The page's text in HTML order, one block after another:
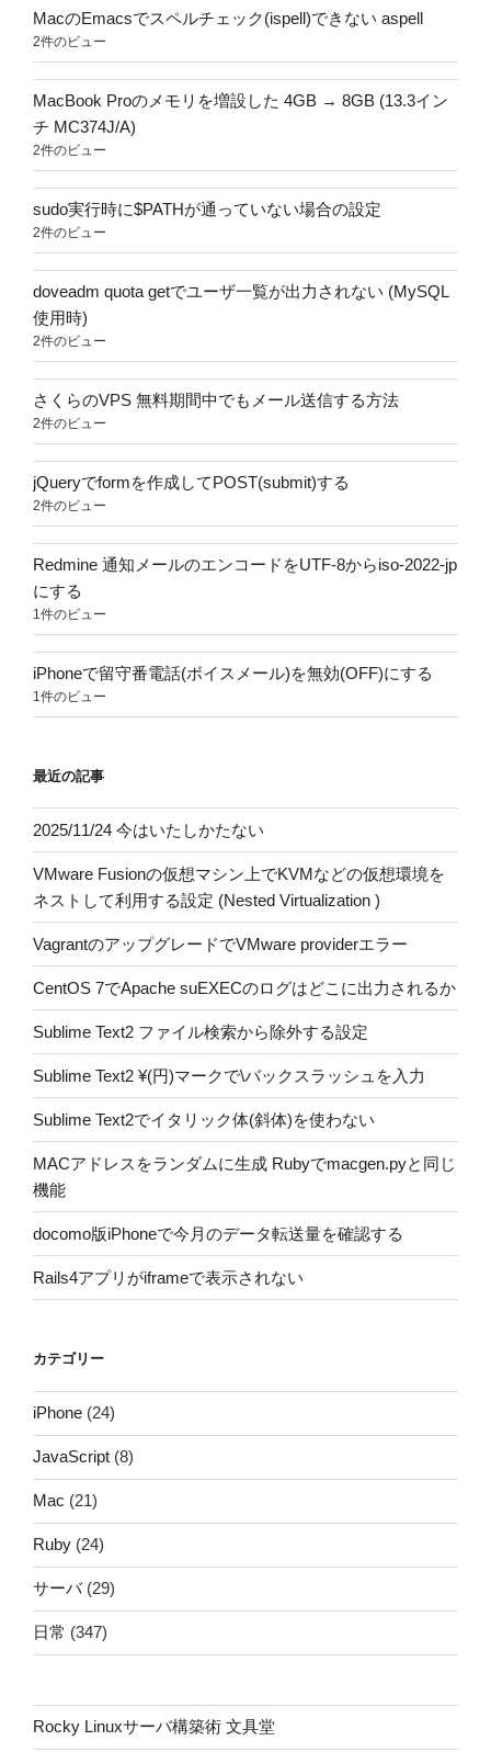
MacのEmacsでスペルチェック(ispell)できない aspell
2件のビュー
MacBook Proのメモリを増設した 4GB → 8GB (13.3イン
チ MC374J/A)
2件のビュー
sudo実行時に$PATHが通っていない場合の設定
2件のビュー
doveadm quota getでユーザ一覧が出力されない (MySQL
使用時)
2件のビュー
さくらのVPS 無料期間中でもメール送信する方法
2件のビュー
jQueryでformを作成してPOST(submit)する
2件のビュー
Redmine 通知メールのエンコードをUTF-8からiso-2022-jp
にする
1件のビュー
iPhoneで留守番電話(ボイスメール)を無効(OFF)にする
1件のビュー
最近の記事
2025/11/24 今はいたしかたない
VMware Fusionの仮想マシン上でKVMなどの仮想環境を
ネストして利用する設定 (Nested Virtualization )
VagrantのアップグレードでVMware providerエラー
CentOS 7でApache suEXECのログはどこに出力されるか
Sublime Text2 ファイル検索から除外する設定
Sublime Text2 ¥(円)マークで\バックスラッシュを入力
Sublime Text2でイタリック体(斜体)を使わない
MACアドレスをランダムに生成 Rubyでmacgen.pyと同じ
機能
docomo版iPhoneで今月のデータ転送量を確認する
Rails4アプリがiframeで表示されない
カテゴリー
iPhone (24)
JavaScript (8)
Mac (21)
Ruby (24)
サーバ(29)
日常 (347)
Rocky Linuxサーバ構築術 文具堂